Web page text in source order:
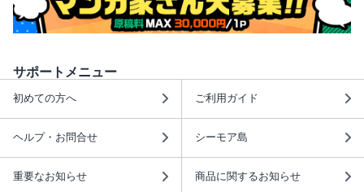
サポートメニュー
初めての方へ ご利用ガイド
ヘルプ・お問合せ シーモア島
重要なお知らせ 商品に関するお知らせ